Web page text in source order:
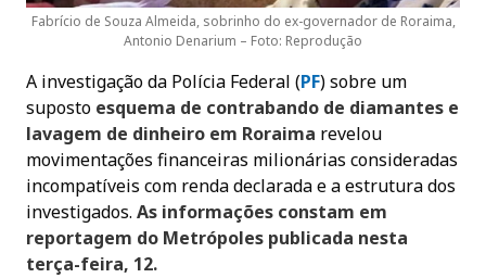
Fabrício de Souza Almeida, sobrinho do ex-governador de Roraima,
Antonio Denarium – Foto: Reprodução
A investigação da Polícia Federal (PF) sobre um
suposto esquema de contrabando de diamantes e
lavagem de dinheiro em Roraima revelou
movimentações financeiras milionárias consideradas
incompatíveis com renda declarada e a estrutura dos
investigados. As informações constam em
reportagem do Metrópoles publicada nesta
terça-feira, 12.